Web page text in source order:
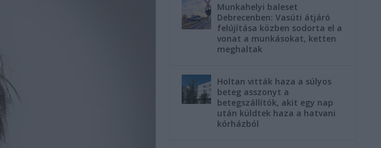
Munkahelyi baleset
Debrecenben: Vasúti átjáró
felújítása közben sodorta el a
vonat a munkásokat, ketten
meghaltak
Holtan vitták haza a súlyos
beteg asszonyt a
betegszállítók, akit egy nap
után küldtek haza a hatvani
kórházból